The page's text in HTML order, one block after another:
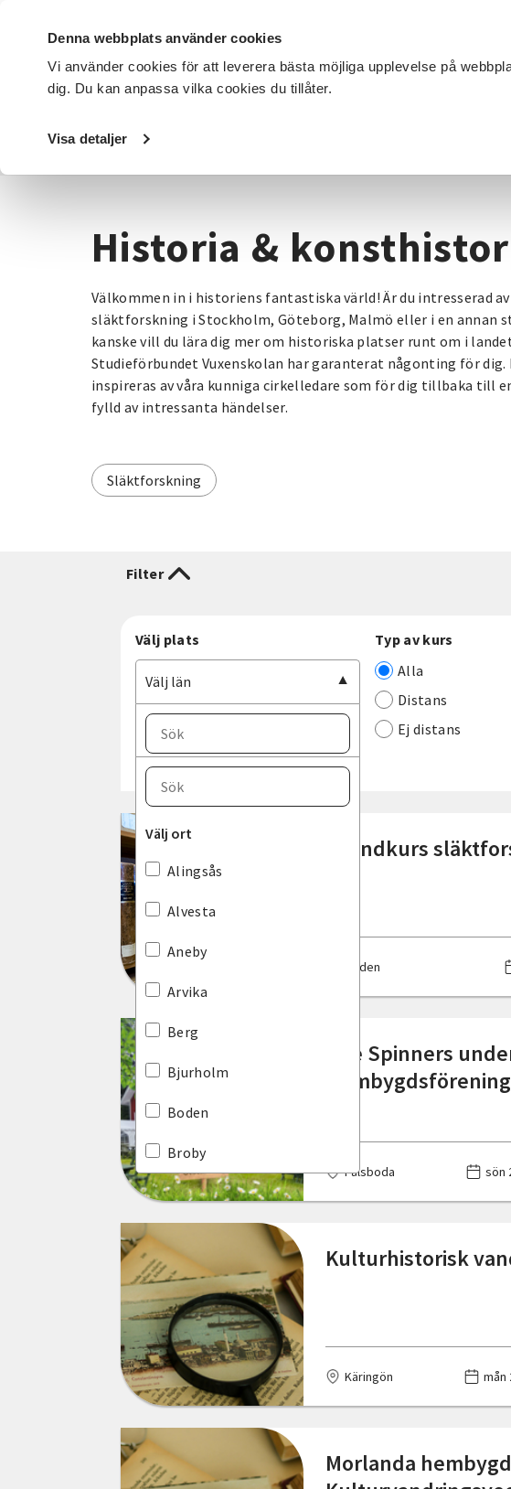
Denna webbplats använder cookies
Vi använder cookies för att leverera bästa möjliga upplevelse på
dig. Du kan anpassa vilka cookies du tillåter.
Visa detaljer
DET HÄR GÖR VI FÖR DIG SOM SÖK KURSER OCH EVENEMANG
Startsida / Kurser och evenemang
Historia &
Välkommen in i historiens fantastiska värld! Är du intresserad av
släktforskning i Stockholm, Göteborg, Malmö eller i en annan
kanske vill du lära dig mer om historiska platser runt om i
Studieförbundet Vuxenskolan har garanterat någonting för dig.
inspireras av våra kunniga cirkelledare som för dig tillbaka till
fylld av intressanta händelser.
Släktforskning
Filter
Välj plats
Välj län
Välj län
Norrbottens län
Skåne län
Stockholms län
Södermanlands län
Uppsala län
Värmlands län
Västernorrlands län
Välj ort
Välj ort
Alingsås
Alvesta
Aneby
Arvika
Berg
Bjurholm
Boden
Broby
Burlöv
Dalum
Eksjö
Emmaboda
Eslöv
Falkenberg
Finnerödja
Typ av kurs
Alla
Distans
Ej distans
Grundkurs
Boden
The Spinners
Hembygdsförening
Pålsboda sön
Kulturhistorisk
Käringön mån
Morlanda